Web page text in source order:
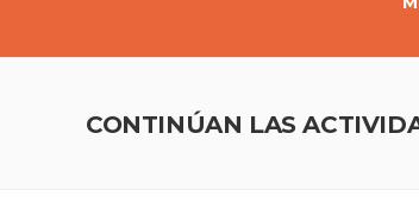
CONTINÚAN LAS